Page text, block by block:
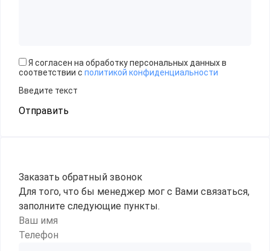
Я согласен на обработку персональных данных в
соответствии с политикой конфиденциальности
Введите текст
Отправить
Заказать обратный звонок
Для того, что бы менеджер мог с Вами связаться,
заполните следующие пункты.